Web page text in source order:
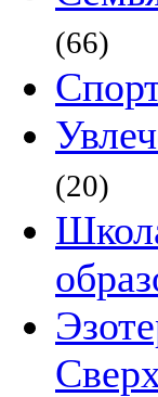
(66)
(20)